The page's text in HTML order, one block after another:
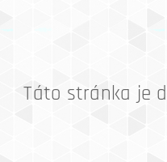
Táto stránka je